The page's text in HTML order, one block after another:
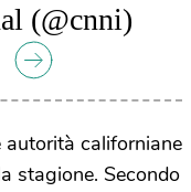
(@cnni)
autorità californiane
stagione. Secondo